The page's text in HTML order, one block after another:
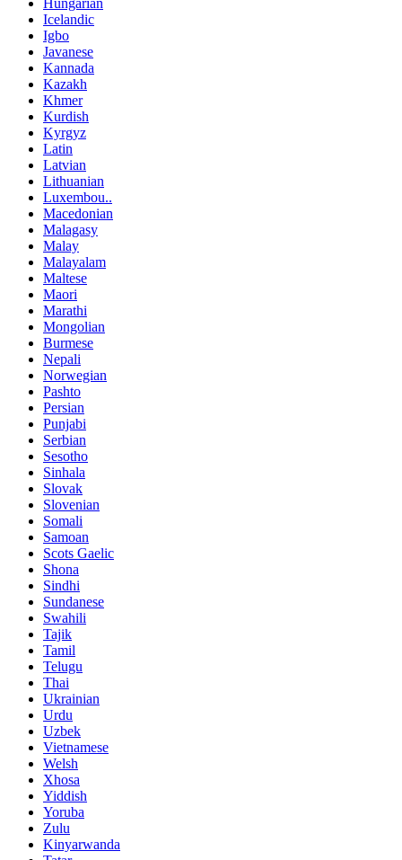
Icelandic
Igbo
Javanese
Kannada
Kazakh
Khmer
Kurdish
Kyrgyz
Latin
Latvian
Lithuanian
Luxembou..
Macedonian
Malagasy
Malay
Malayalam
Maltese
Maori
Marathi
Mongolian
Burmese
Nepali
Norwegian
Pashto
Persian
Punjabi
Serbian
Sesotho
Sinhala
Slovak
Slovenian
Somali
Samoan
Scots Gaelic
Shona
Sindhi
Sundanese
Swahili
Tajik
Tamil
Telugu
Thai
Ukrainian
Urdu
Uzbek
Vietnamese
Welsh
Xhosa
Yiddish
Yoruba
Zulu
Kinyarwanda